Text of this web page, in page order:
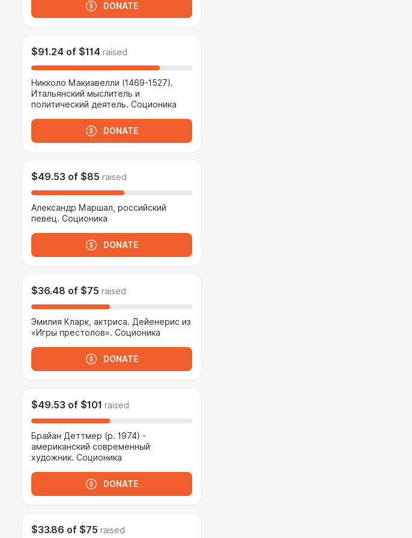
DONATE
$91.24 of $114 raised
Никколо Макиавелли (1469-1527).
Итальянский мыслитель и
политический деятель. Соционика
DONATE
$49.53 of $85 raised
Александр Маршал, российский
певец. Соционика
DONATE
$36.48 of $75 raised
Эмилия Кларк, актриса. Дейенерис из
«Игры престолов». Соционика
DONATE
$49.53 of $101 raised
Брайан Деттмер (р. 1974) -
американский современный
художник. Соционика
DONATE
$33.86 of $75 raised